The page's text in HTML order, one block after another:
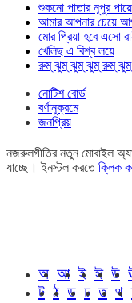
শুকনো পাতার নূপুর পায়ে
আমার আপনার চেয়ে
মোর প্রিয়া হবে এসো
খেলিছ এ বিশ্ব লয়ে
রুম্ ঝুম্ ঝুম্ ঝুম্ রুম্
নোটিশ বোর্ড
বর্ণানুক্রমে
জনপ্রিয়
নজরুলগীতির নতুন মোবাইল
যাচ্ছে। ইনস্টল করতেক্লিক
অ আ ই ঈ উ
ট ঠ ড ঢ ত থ